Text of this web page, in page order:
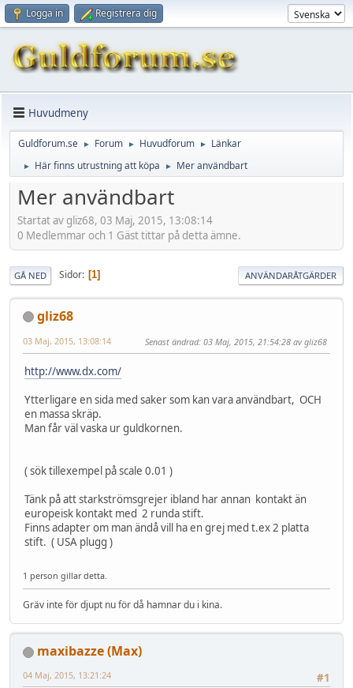
Logga in Registrera dig
Huvudmeny
Guldforum.se ► Forum ► Huvudforum ► Länkar
► Här finns utrustning att köpa ► Mer användbart
Mer användbart
Startat av gliz68, 03 Maj, 2015, 13:08:14
0 Medlemmar och 1 Gäst tittar på detta ämne.
GÅ NED Sidor 1 ANVÄNDARÅTGÄRDER
gliz68
03 Maj, 2015, 13:08:14 Senast ändrad: 03 Maj, 2015, 21:54:28 av gliz68
http://www.dx.com/
Ytterligare en sida med saker som kan vara användbart, OCH
en massa skräp.
Man får väl vaska ur guldkornen.
( sök tillexempel på scale 0.01 )
Tänk på att starkströmsgrejer ibland har annan kontakt än
europeisk kontakt med 2 runda stift.
Finns adapter om man ändå vill ha en grej med t.ex 2 platta
stift. ( USA plugg )
1 person gillar detta.
Gräv inte för djupt nu för då hamnar du i kina.
maxibazze (Max)
#1
04 Maj, 2015, 13:21:24